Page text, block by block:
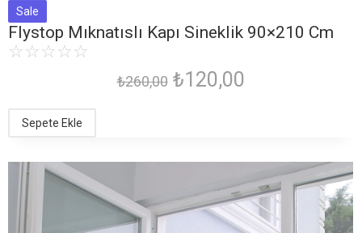
Sale
Flystop Mıknatıslı Kapı Sineklik 90×210 Cm
☆☆☆☆☆
₺260,00 ₺120,00
Sepete Ekle